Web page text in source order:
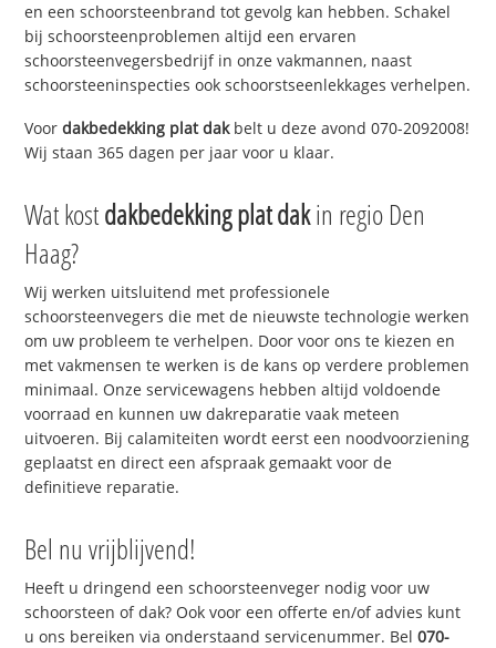
en een schoorsteenbrand tot gevolg kan hebben. Schakel
bij schoorsteenproblemen altijd een ervaren
schoorsteenvegersbedrijf in onze vakmannen, naast
schoorsteeninspecties ook schoorstseenlekkages verhelpen.
Voordakbedekking plat dakbelt u deze avond 070-2092008!
Wij staan 365 dagen per jaar voor u klaar.
Wat kostdakbedekking plat dakin regio Den
Haag?
Wij werken uitsluitend met professionele
schoorsteenvegers die met de nieuwste technologie werken
om uw probleem te verhelpen. Door voor ons te kiezen en
met vakmensen te werken is de kans op verdere problemen
minimaal. Onze servicewagens hebben altijd voldoende
voorraad en kunnen uw dakreparatie vaak meteen
uitvoeren. Bij calamiteiten wordt eerst een noodvoorziening
geplaatst en direct een afspraak gemaakt voor de
definitieve reparatie.
Bel nu vrijblijvend!
Heeft u dringend een schoorsteenveger nodig voor uw
schoorsteen of dak? Ook voor een offerte en/of advies kunt
u ons bereiken via onderstaand servicenummer. Bel070-